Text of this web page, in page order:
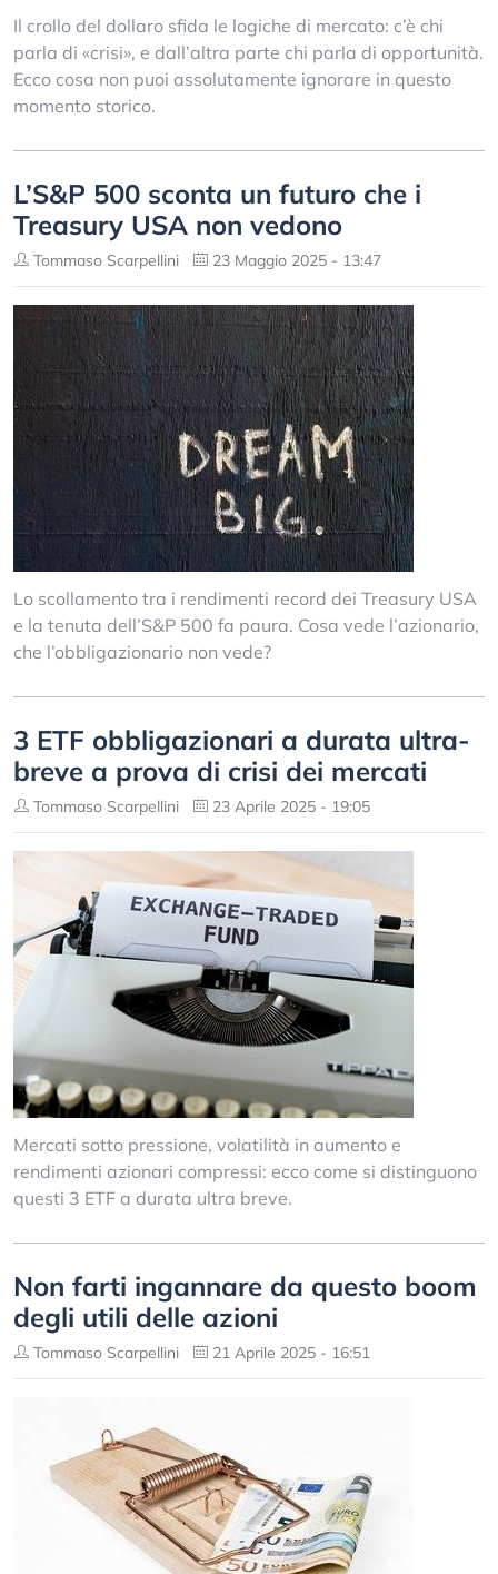
Il crollo del dollaro sfida le logiche di mercato: c’è chi
parla di «crisi», e dall’altra parte chi parla di opportunità.
Ecco cosa non puoi assolutamente ignorare in questo
momento storico.
L’S&P 500 sconta un futuro che i
Treasury USA non vedono
Tommaso Scarpellini 23 Maggio 2025 - 13:47
Lo scollamento tra i rendimenti record dei Treasury USA
e la tenuta dell’S&P 500 fa paura. Cosa vede l’azionario,
che l’obbligazionario non vede?
3 ETF obbligazionari a durata ultra-
breve a prova di crisi dei mercati
Tommaso Scarpellini 23 Aprile 2025 - 19:05
Mercati sotto pressione, volatilità in aumento e
rendimenti azionari compressi: ecco come si distinguono
questi 3 ETF a durata ultra breve.
Non farti ingannare da questo boom
degli utili delle azioni
Tommaso Scarpellini 21 Aprile 2025 - 16:51